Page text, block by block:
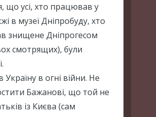
що усі, хто працював у
в музеї Дніпробуду, хто
знищене Дніпрогесом
смотрящих), були
Україну в огні війни. Не
Бажанові, що той не
із Києва (сам